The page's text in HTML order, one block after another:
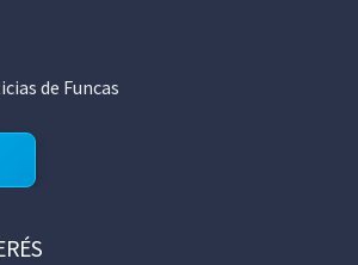
de Funcas